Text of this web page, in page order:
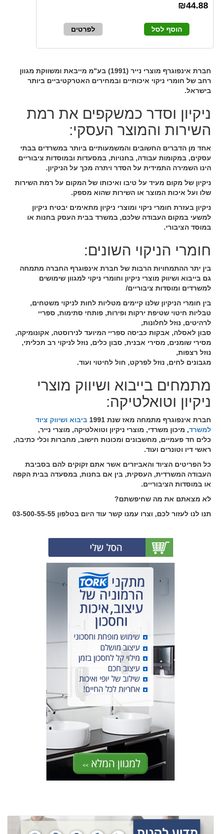
₪44.88
הוסף לסל לפרטים
חברת אינפוגרף מוצרי נייר (1991) בע"מ מייבאת ומשווקת מגוון
רחב של חומרי ניקוי איכותיים ובמחירים האטרקטיביים ביותר
בישראל.
ניקיון וסדר כמשקפים את רמת
השירות והמוצר העסקי:
אחד מן הדברים החשובים והמשמעותיים ביותר במשרדים בבתי
עסקים, במקומות עבודה, בחנויות, במסעדות ובמוסדות ציבוריים
הינו השמירה התמידית על הסדר ויתרה מכך על הניקיון.
ניקיון של מקום מעיד על טיבו ואיכותו של המקום על רמת השירות
שלו ועל איכות המוצר או השירות שהוא מספק.
ניקיון בעזרת חומרי ניקוי ומוצרי ניקיון מתאימים יבטיח ניקיון
למשעי במקום העבודה שלכם, במשרד בבית העסק בחנות או
במוסד הציבורי.
חומרי הניקוי השונים:
בין יתר ההתמחויות הרבות של חברת אינפוגרף החברה מתמחה
גם בייבוא ושיווק מוצרי ניקיון וחומרי ניקוי למגוון שימושים
למשרדים ומוסדות ציבוריים/
בין חומרי הניקיון שלנו קיימים מטליות לחות לניקוי משטחים,
טבליות חיטוי שטיפת ירקות ופירות, פותחי סתימות, ספריי
לרהיטים, נוזל לחלונות,
סבון לאסלה, אבקות כביסה ספריי המיועד לנירוסטה, אקונומיקה,
מסירי שומנים, מסירי אבנית, סבון כלים, נוזל לניקוי רב תכליתי,
נוזל רצפות,
מגבונים לחים, נוזל לפרקט, חול לחיטוי ועוד.
מתמחים בייבוא ושיווק מוצרי
ניקיון וטואלטיקה:
חברת אינפוגרף מתמחה מאז שנת 1991
ביבוא ושיווק ציוד
למשרד, מיכון משרדי, מוצרי ניקיון וטואלטיקה, מוצרי נייר,
כלים חד פעמיים, מחשבונים ומכונות חישוב, מחברות וכלי כתיבה,
ראשי דיו וטונרים ועוד.
כל הפריטים הציוד והאביזרים אשר אתם זקוקים להם בסביבת
העבודה המשרדית, העסקית, בין אם בחנות, במסעדה בבית הקפה
או במוסדות הציבוריים.
לא מצאתם את מה שחיפשתם?
תנו לנו לעזור לכם, וצרו עמנו קשר עוד היום בטלפון 03-500-55-55